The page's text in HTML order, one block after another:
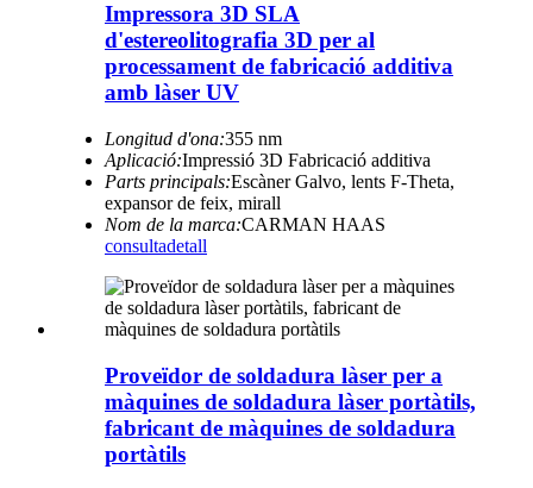
Impressora 3D SLA
d'estereolitografia 3D per al
processament de fabricació additiva
amb làser UV
Longitud d'ona:355 nm
Aplicació:Impressió 3D Fabricació additiva
Parts principals:Escàner Galvo, lents F-Theta,
expansor de feix, mirall
Nom de la marca:CARMAN HAAS
consultadetall
Proveïdor de soldadura làser per a
màquines de soldadura làser portàtils,
fabricant de màquines de soldadura
portàtils